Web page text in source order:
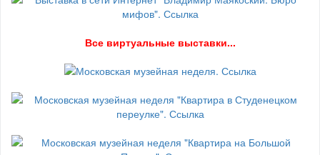
Все виртуальные выставки...